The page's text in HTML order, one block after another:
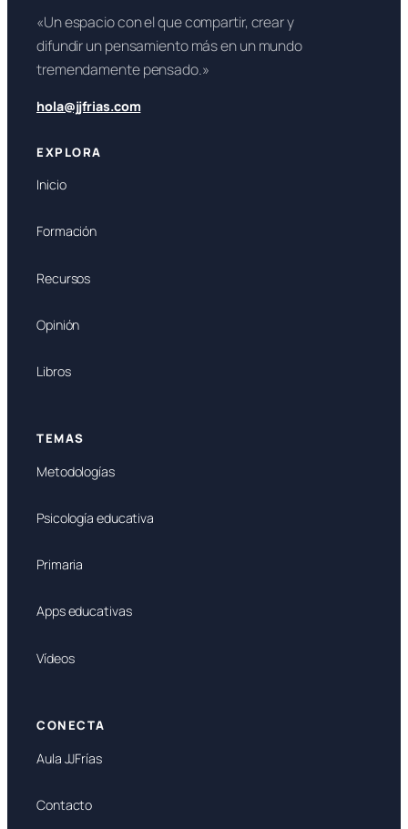
«Un espacio con el que compartir, crear y
difundir un pensamiento más en un mundo
tremendamente pensado.»
hola@jjfrias.com
EXPLORA
Inicio
Formación
Recursos
Opinión
Libros
TEMAS
Metodologías
Psicología educativa
Primaria
Apps educativas
Vídeos
CONECTA
Aula JJFrías
Contacto